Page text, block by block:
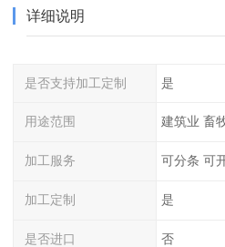
详细说明
是否支持加工定制 是
用途范围 建筑业 畜
加工服务 可分条 可
加工定制 是
是否进口 否